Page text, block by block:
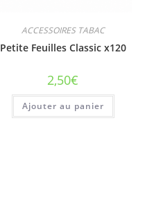
ACCESSOIRES TABAC
Petite Feuilles Classic x120
2,50€
Ajouter au panier